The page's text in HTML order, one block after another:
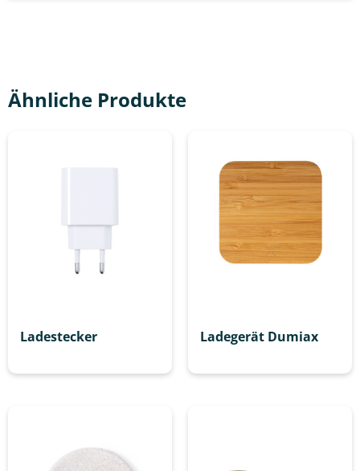
Ähnliche Produkte
Ladestecker Ladegerät Dumiax